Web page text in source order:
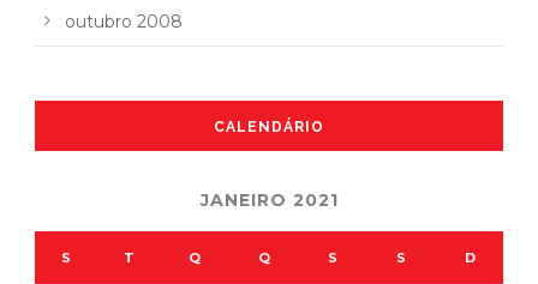
outubro 2008
CALENDÁRIO
JANEIRO 2021
S T Q Q S S D